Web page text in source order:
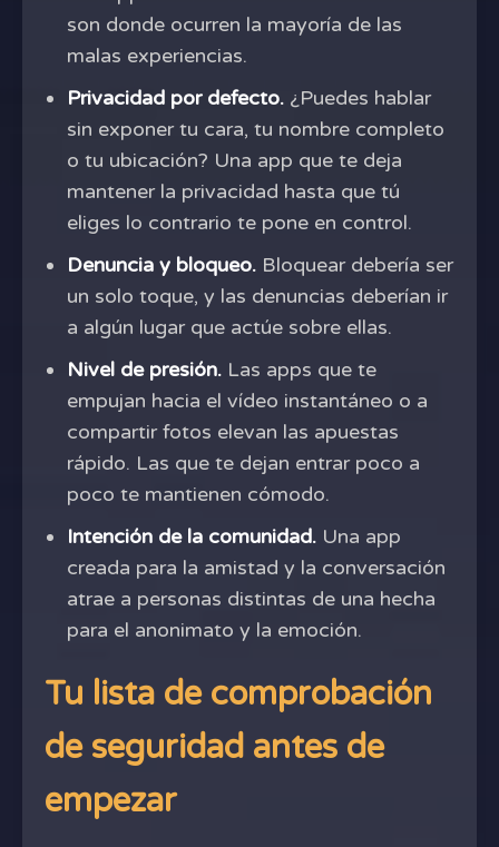
son donde ocurren la mayoría de las
malas experiencias.
Privacidad por defecto. ¿Puedes hablar
sin exponer tu cara, tu nombre completo
o tu ubicación? Una app que te deja
mantener la privacidad hasta que tú
eliges lo contrario te pone en control.
Denuncia y bloqueo. Bloquear debería ser
un solo toque, y las denuncias deberían ir
a algún lugar que actúe sobre ellas.
Nivel de presión. Las apps que te
empujan hacia el vídeo instantáneo o a
compartir fotos elevan las apuestas
rápido. Las que te dejan entrar poco a
poco te mantienen cómodo.
Intención de la comunidad. Una app
creada para la amistad y la conversación
atrae a personas distintas de una hecha
para el anonimato y la emoción.
Tu lista de comprobación
de seguridad antes de
empezar